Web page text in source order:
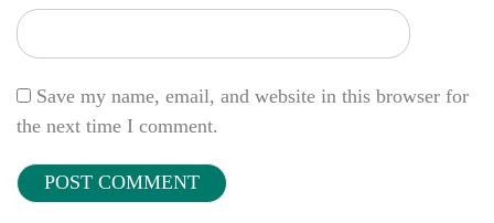
Save my name, email, and website in this browser for
the next time I comment.